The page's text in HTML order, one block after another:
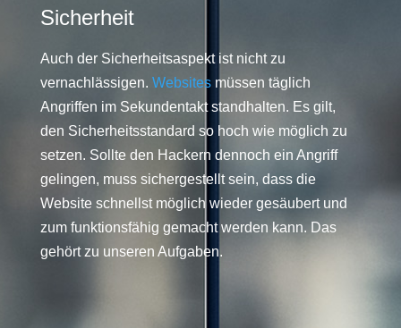
Sicherheit
Auch der Sicherheitsaspekt ist nicht zu
vernachlässigen. Websitesmüssen täglich
Angriffen im Sekundentakt standhalten. Es gilt,
den Sicherheitsstandard so hoch wie möglich zu
setzen. Sollte den Hackern dennoch ein Angriff
gelingen, muss sichergestellt sein, dass die
Website schnellst möglich wieder gesäubert und
zum funktionsfähig gemacht werden kann. Das
gehört zu unseren Aufgaben.